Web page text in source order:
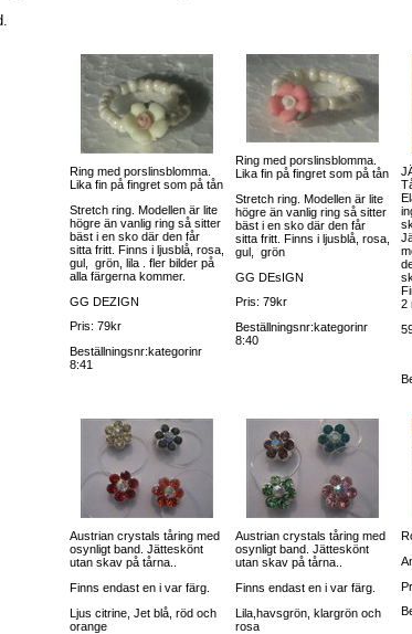
Ring med porslinsblomma.
Lika fin på fingret som på tån
Stretch ring. Modellen är lite
högre än vanlig ring så sitter
bäst i en sko där den får
sitta fritt. Finns i ljusblå, rosa,
gul, grön, lila . fler bilder på
alla färgerna kommer.
GG DEZIGN
Pris: 79kr
Beställningsnr:kategorinr
8:41
Ring med porslinsblomma.
Lika fin på fingret som på tån
Stretch ring. Modellen är lite
högre än vanlig ring så sitter
bäst i en sko där den får
sitta fritt. Finns i ljusblå, rosa,
gul, grön
GG DEsIGN
Pris: 79kr
Beställningsnr:kategorinr
8:40
2
Austrian crystals tåring med
osynligt band. Jätteskönt
utan skav på tårna..
Finns endast en i var färg.
Ljus citrine, Jet blå, röd och
orange
Austrian crystals tåring med
osynligt band. Jätteskönt
utan skav på tårna..
Finns endast en i var färg.
Lila,havsgrön, klargrön och
rosa